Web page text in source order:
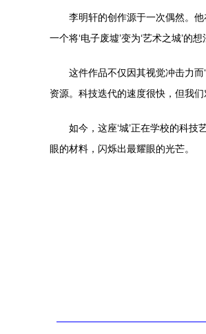
李明轩的创作源于一次偶然。
一个将‘电子废墟’变为‘艺术之城’
这件作品不仅因其视觉冲击力
资源。科技迭代的速度很快，但我
如今，这座‘城’正在学校的科
眼的材料，闪烁出最耀眼的光芒。